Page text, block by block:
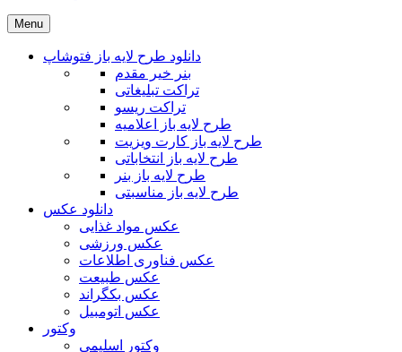
Menu
دانلود طرح لایه باز فتوشاپ
بنر خیر مقدم
تراکت تبلیغاتی
تراکت ریسو
طرح لایه باز اعلامیه
طرح لایه باز کارت ویزیت
طرح لایه باز انتخاباتی
طرح لایه باز بنر
طرح لایه باز مناسبتی
دانلود عکس
عکس مواد غذایی
عکس ورزشی
عکس فناوری اطلاعات
عکس طبیعت
عکس بکگراند
عکس اتومبیل
وکتور
وکتور اسلیمی